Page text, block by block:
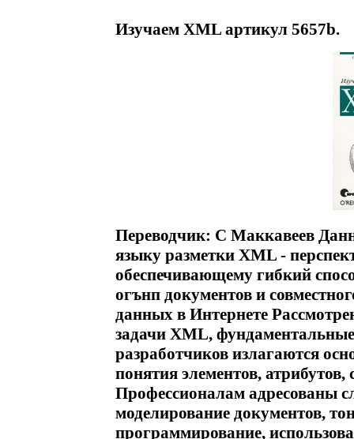
Изучаем XML артикул 5657b.
Переводчик: С Маккавеев
языку разметки XML -
обеспечивающему гибкий
огънп документов и
данных в Интернете
задачи XML,
разработчиков излагаются
понятия элементов,
Профессионалам адресованы
моделирование документов,
программирование,